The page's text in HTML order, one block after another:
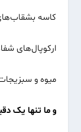
کاسه
ارکوپال‌های
میوه و
و ما تنها یک